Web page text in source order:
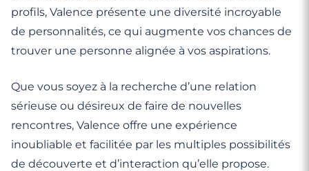
profils, Valence présente une diversité incroyable
de personnalités, ce qui augmente vos chances de
trouver une personne alignée à vos aspirations.
Que vous soyez à la recherche d’une relation
sérieuse ou désireux de faire de nouvelles
rencontres, Valence offre une expérience
inoubliable et facilitée par les multiples possibilités
de découverte et d’interaction qu’elle propose.